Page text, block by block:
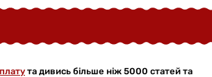
та дивись більше ніж 5000 статей та